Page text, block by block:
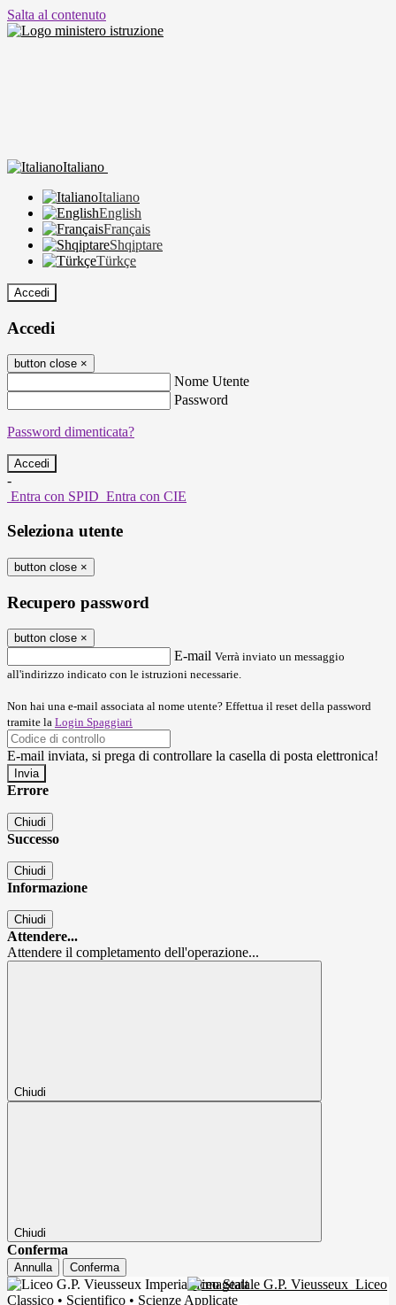
Salta al contenuto
Italiano
Italiano
English
Français
Shqiptare
Türkçe
Accedi
Accedi
button close ×
Nome Utente
Password
Password dimenticata?
-
Entra con SPID Entra con CIE
Seleziona utente
button close ×
Recupero password
button close ×
E-mail Verrà inviato un messaggio
all'indirizzo indicato con le istruzioni necessarie.
Non hai una e-mail associata al nome utente? Effettua il reset della password
tramite la Login Spaggiari
E-mail inviata, si prega di controllare la casella di posta elettronica!
Errore
Chiudi
Successo
Chiudi
Informazione
Chiudi
Attendere...
Attendere il completamento dell'operazione...
Chiudi
Chiudi
Conferma
Annulla Conferma
Liceo Statale G.P. Vieusseux Liceo
Classico • Scientifico • Scienze Applicate